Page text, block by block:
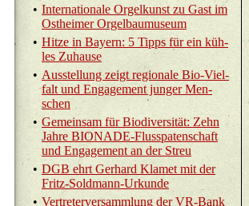
• In­ter­na­tio­na­le Or­gel­kunst zu Gast im
Ost­hei­mer Or­gel­bau­mu­se­um
• Hitze in Bay­ern: 5 Tipps für ein küh­
les Zu­hau­se
• Aus­stel­lung zeigt re­gio­na­le Bio-Viel­
falt und En­ga­ge­ment jun­ger Men­
schen
• Ge­mein­sam für Bio­di­ver­si­tät: Zehn
Jahre BI­O­NA­DE-Fluss­pa­ten­schaft
und En­ga­ge­ment an der Streu
• DGB ehrt Ger­hard Kla­met mit der
Fritz-Sold­mann-Ur­kun­de
• Ver­tre­ter­ver­samm­lung der VR-Bank